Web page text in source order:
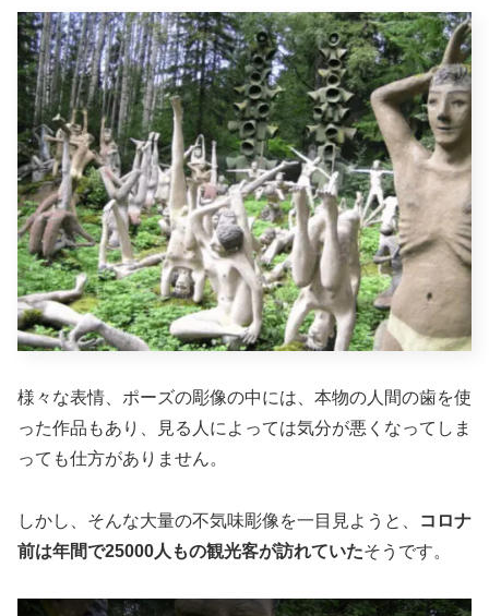
様々な表情、ポーズの彫像の中には、本物の人間の歯を使
った作品もあり、見る人によっては気分が悪くなってしま
っても仕方がありません。
しかし、そんな大量の不気味彫像を一目見ようと、
コロナ
前は年間で25000人もの観光客が訪れていたそうです。